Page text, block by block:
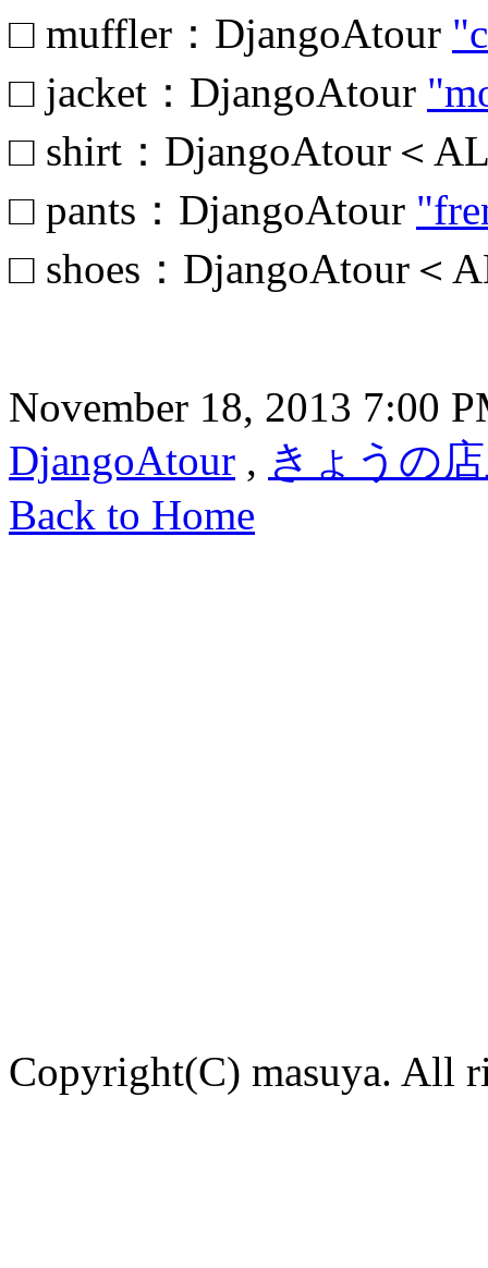
□ muffler：DjangoAtour
□ jacket：DjangoAtour
□ shirt：DjangoAtour＜
□ pants：DjangoAtour
□ shoes：DjangoAtour＜
November 18, 2013 7:00
DjangoAtour , きょうの
Back to Home
Copyright(C) masuya. All